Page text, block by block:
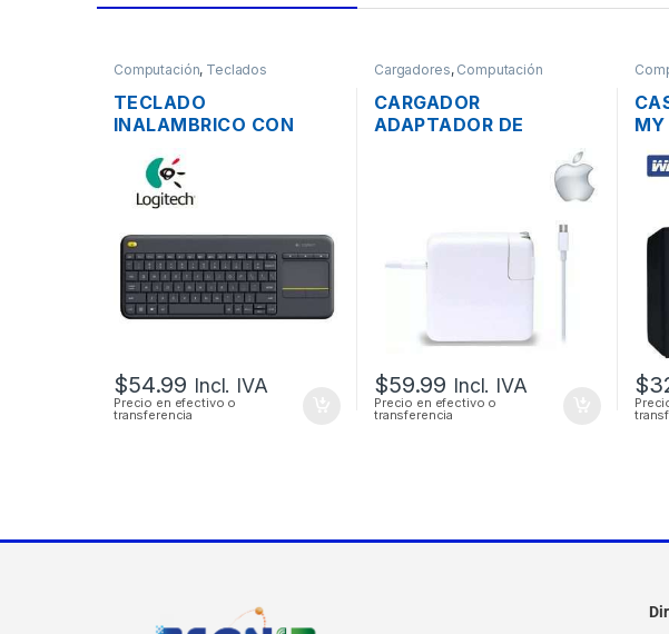
Computación, Teclados
TECLADO
INALAMBRICO CON
K400 EN ESPAÑOL
COMPACTO EN COLOR
NEGRO MULTIMEDIA
$54.99 Incl. IVA
Precio en efectivo o
transferencia
Cargadores, Computación
CARGADOR
ADAPTADOR DE
A1718 PARA MACBOOK
PRO USB-C 20V 3A 61W
$59.99 Incl. IVA
Precio en efectivo o
transferencia
MY
$